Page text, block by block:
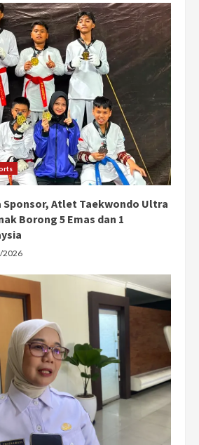
Sponsor, Atlet Taekwondo Ultra
Borong 5 Emas dan 1
2026